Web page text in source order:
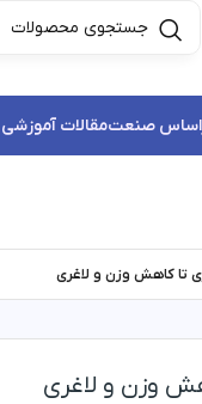
صنعتمقالات آموزشی
تا کاهش وزن و لاغری
وزن و لاغری